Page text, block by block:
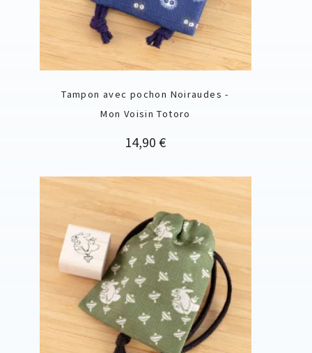
Tampon avec pochon Noiraudes -
Mon Voisin Totoro
Prix
14,90 €